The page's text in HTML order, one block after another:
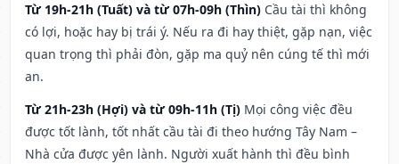
Từ 19h-21h (Tuất) và từ 07h-09h (Thìn) Cầu tài thì không
có lợi, hoặc hay bị trái ý. Nếu ra đi hay thiệt, gặp nạn, việc
quan trọng thì phải đòn, gặp ma quỷ nên cúng tế thì mới
an.
Từ 21h-23h (Hợi) và từ 09h-11h (Tị) Mọi công việc đều
được tốt lành, tốt nhất cầu tài đi theo hướng Tây Nam –
Nhà cửa được yên lành. Người xuất hành thì đều bình